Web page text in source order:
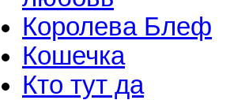
Королева Блеф
Кошечка
Кто тут да